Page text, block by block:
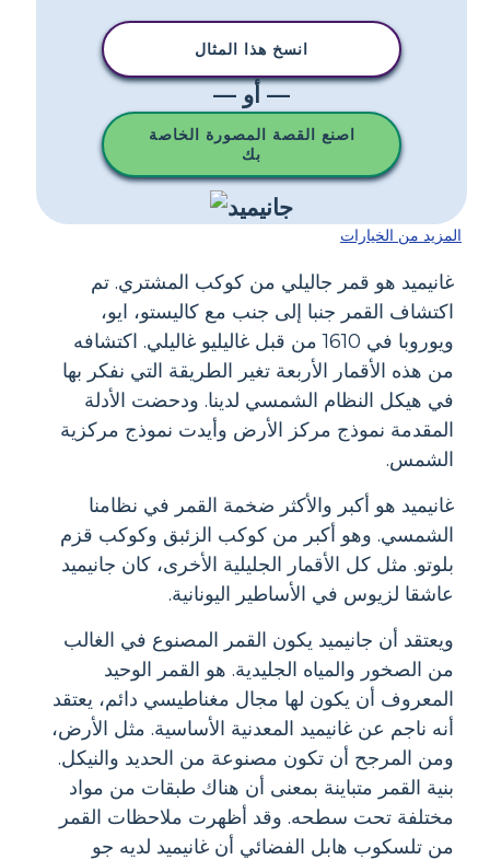
انسخ هذا المثال
— أو —
اصنع القصة المصورة الخاصة
بك
المزيد من الخيارات
غانيميد هو قمر جاليلي من كوكب المشتري. تم
اكتشاف القمر جنبا إلى جنب مع كاليستو، ايو،
ويوروبا في 1610 من قبل غاليليو غاليلي. اكتشافه
من هذه الأقمار الأربعة تغير الطريقة التي نفكر بها
في هيكل النظام الشمسي لدينا. ودحضت الأدلة
المقدمة نموذج مركز الأرض وأيدت نموذج مركزية
الشمس.
غانيميد هو أكبر والأكثر ضخمة القمر في نظامنا
الشمسي. وهو أكبر من كوكب الزئبق وكوكب قزم
بلوتو. مثل كل الأقمار الجليلية الأخرى، كان جانيميد
عاشقا لزيوس في الأساطير اليونانية.
ويعتقد أن جانيميد يكون القمر المصنوع في الغالب
من الصخور والمياه الجليدية. هو القمر الوحيد
المعروف أن يكون لها مجال مغناطيسي دائم، يعتقد
أنه ناجم عن غانيميد المعدنية الأساسية. مثل الأرض،
ومن المرجح أن تكون مصنوعة من الحديد والنيكل.
بنية القمر متباينة بمعنى أن هناك طبقات من مواد
مختلفة تحت سطحه. وقد أظهرت ملاحظات القمر
من تلسكوب هابل الفضائي أن غانيميد لديه جو